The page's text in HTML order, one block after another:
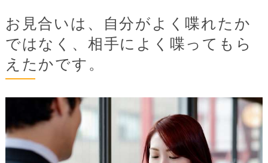
お見合いは、自分がよく喋れたか
ではなく、相手によく喋ってもら
えたかです。